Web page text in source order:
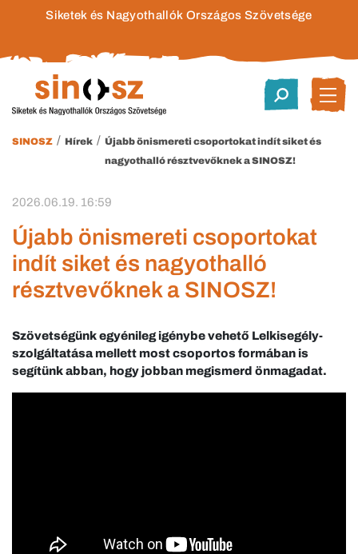
Siketek és Nagyothallók Országos Szövetsége
SINOSZ / Hírek / Újabb önismereti csoportokat indít siket és
nagyothalló résztvevőknek a SINOSZ!
2026.06.19. 16:59
Újabb önismereti csoportokat
indít siket és nagyothalló
résztvevőknek a SINOSZ!
Szövetségünk egyénileg igénybe vehető Lelkisegély-
szolgáltatása mellett most csoportos formában is
segítünk abban, hogy jobban megismerd önmagadat.